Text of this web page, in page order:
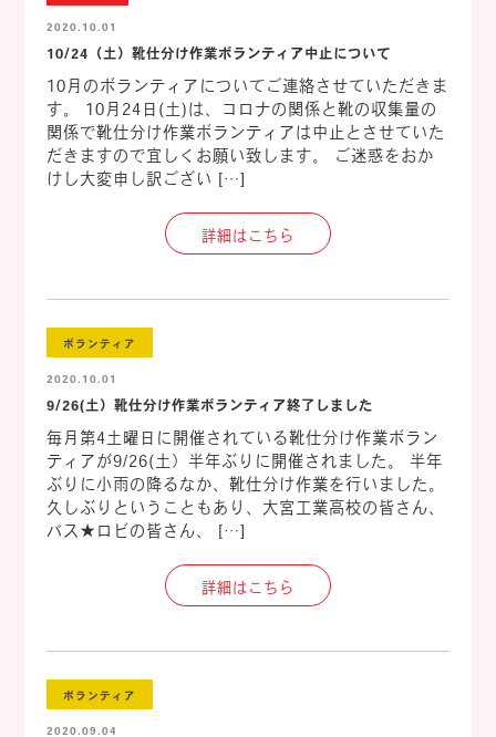
2020.10.01
10/24（土）靴仕分け作業ボランティア中止について
10月のボランティアについてご連絡させていただきま
す。 10月24日(土)は、コロナの関係と靴の収集量の
関係で靴仕分け作業ボランティアは中止とさせていた
だきますので宜しくお願い致します。 ご迷惑をおか
けし大変申し訳ござい […]
詳細はこちら
ボランティア
2020.10.01
9/26(土）靴仕分け作業ボランティア終了しました
毎月第4土曜日に開催されている靴仕分け作業ボラン
ティアが9/26(土）半年ぶりに開催されました。 半年
ぶりに小雨の降るなか、靴仕分け作業を行いました。
久しぶりということもあり、大宮工業高校の皆さん、
バス★ロビの皆さん、 […]
詳細はこちら
ボランティア
2020.09.04